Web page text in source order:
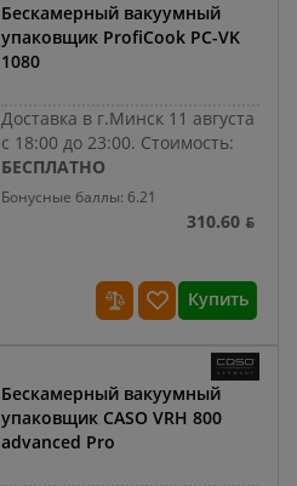
Бескамерный вакуумный
упаковщик ProfiCook PC-VK
1080
Доставка в г.Минск 11 августа
с 18:00 до 23:00. Стоимость:
БЕСПЛАТНО
Бонусные баллы: 6.21
310.60 ƃ
Купить
Бескамерный вакуумный
упаковщик CASO VRH 800
advanced Pro